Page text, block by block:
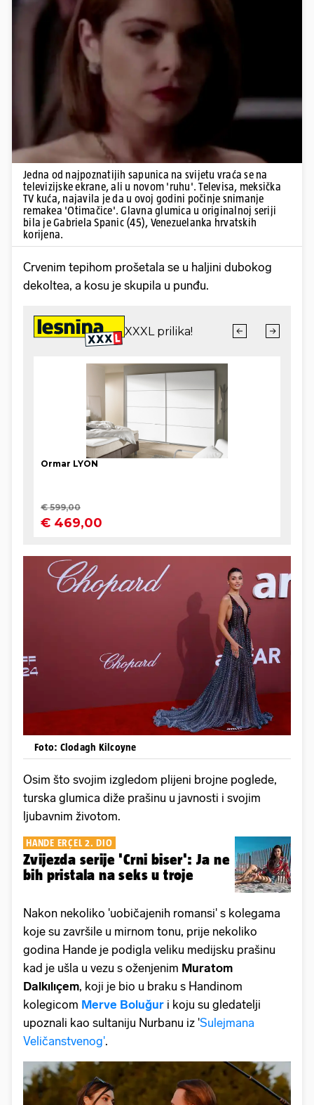
Pokretanje videa...
Jedna od najpoznatijih sapunica na svijetu vraća se na
televizijske ekrane, ali u novom 'ruhu'. Televisa, meksička
TV kuća, najavila je da u ovoj godini počinje snimanje
remakea 'Otimačice'. Glavna glumica u originalnoj seriji
bila je Gabriela Spanic (45), Venezuelanka hrvatskih
korijena.
Crvenim tepihom prošetala se u haljini dubokog
dekoltea, a kosu je skupila u punđu.
Foto: Clodagh Kilcoyne
Osim što svojim izgledom plijeni brojne poglede,
turska glumica diže prašinu u javnosti i svojim
ljubavnim životom.
HANDE ERÇEL 2. DIO
Zvijezda serije 'Crni biser': Ja ne
bih pristala na seks u troje
Nakon nekoliko 'uobičajenih romansi' s kolegama
koje su završile u mirnom tonu, prije nekoliko
godina Hande je podigla veliku medijsku prašinu
kad je ušla u vezu s oženjenim Muratom
Dalkılıçem, koji je bio u braku s Handinom
kolegicom Merve Boluğur i koju su gledatelji
upoznali kao sultaniju Nurbanu iz 'Sulejmana
Veličanstvenog'.